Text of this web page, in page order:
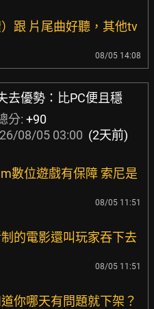
跟 片尾曲好聽，其他tv
08/05 14:08
去優勢：比PC便且穩
分: +90
08/05 03:00 (2天前)
數位遊戲有保障 索尼是
08/05 11:51
的電影還叫玩家吞下去
08/05 11:51
你哪天有問題就下架？